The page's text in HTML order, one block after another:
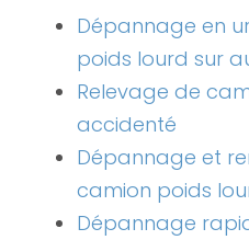
Dépannage en
poids lourd sur
Relevage de
accidenté
Dépannage et
camion poids
Dépannage